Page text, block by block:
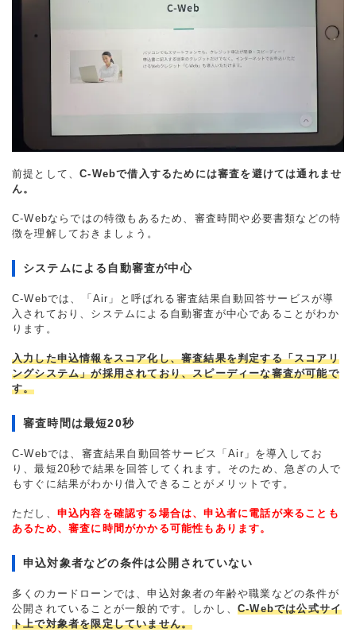
前提として、C-Webで借入するためには審査を避けては通れませ
ん。
C-Webならではの特徴もあるため、審査時間や必要書類などの特
徴を理解しておきましょう。
システムによる自動審査が中心
C-Webでは、「Air」と呼ばれる審査結果自動回答サービスが導
入されており、システムによる自動審査が中心であることがわか
ります。
入力した申込情報をスコア化し、審査結果を判定する「スコアリ
ングシステム」が採用されており、スピーディーな審査が可能で
す。
審査時間は最短20秒
C-Webでは、審査結果自動回答サービス「Air」を導入してお
り、最短20秒で結果を回答してくれます。そのため、急ぎの人で
もすぐに結果がわかり借入できることがメリットです。
ただし、 申込内容を確認する場合は、申込者に電話が来ることも
あるため、審査に時間がかかる可能性もあります。
申込対象者などの条件は公開されていない
多くのカードローンでは、申込対象者の年齢や職業などの条件が
公開されていることが一般的です。しかし、 C-Webでは公式サイ
ト上で対象者を限定していません。